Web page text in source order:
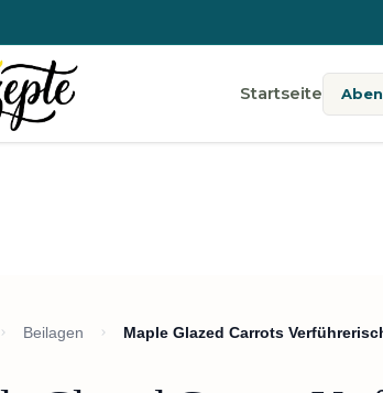
Startseite
Beilagen Maple Glazed Carrots